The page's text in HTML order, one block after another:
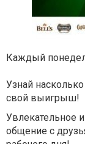
Каждый
Узнай
свой выигрыш!
Увлекательное
общение с